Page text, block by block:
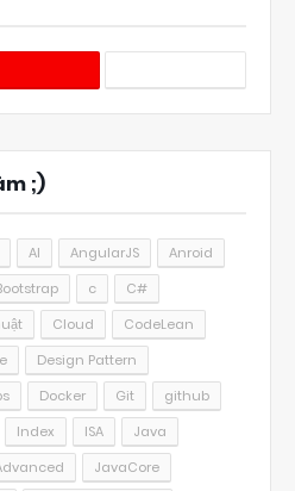
;)
AI AngularJS
Anroid
c
C#
Cloud
CodeLean
Design Pattern
Docker Git
github
Index ISA
Java
JavaCore